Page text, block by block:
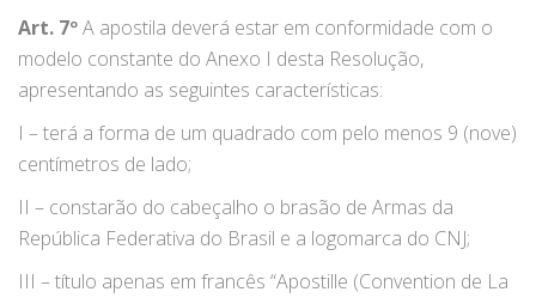
Art. 7ºA apostila deverá estar em conformidade com o
modelo constante do Anexo I desta Resolução,
apresentando as seguintes características:
I – terá a forma de um quadrado com pelo menos 9 (nove)
centímetros de lado;
II – constarão do cabeçalho o brasão de Armas da
República Federativa do Brasil e a logomarca do CNJ;
III – título apenas em francês “Apostille (Convention de La